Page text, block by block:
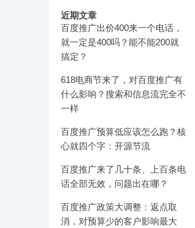
近期文章
百度推广出价400来一个电话，
就一定是400吗？能不能200就
搞定？
618电商节来了，对百度推广有
什么影响？搜索和信息流完全不
一样
百度推广预算低应该怎么跑？核
心就四个字：开源节流
百度推广来了几十条、上百条电
话全部无效，问题出在哪？
百度推广政策大调整：返点取
消，对预算少的客户影响最大